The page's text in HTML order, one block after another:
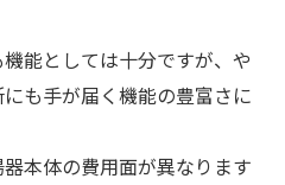
能としては十分ですが、や
も手が届く機能の豊富さに
本体の費用面が異なります